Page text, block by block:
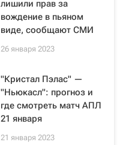
лишили прав за
вождение в пьяном
виде, сообщают СМИ
26 января 2023
"Кристал Пэлас" —
"Ньюкасл": прогноз и
где смотреть матч АПЛ
21 января
21 января 2023